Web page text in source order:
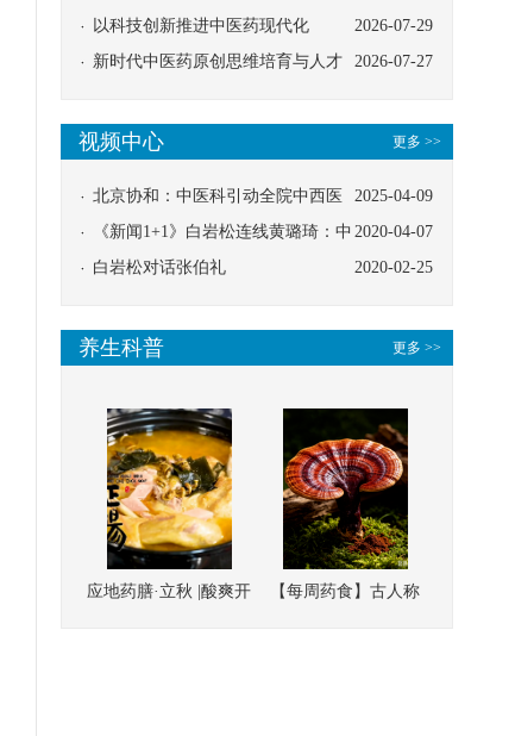
2026-07-29
以科技创新推进中医药现代化
2026-07-27
新时代中医药原创思维培育与人才
更多 >>
视频中心
2025-04-09
北京协和：中医科引动全院中西医
协同
2020-04-07
《新闻1+1》白岩松连线黄璐琦：中
医救治的临床效果
2020-02-25
白岩松对话张伯礼
更多 >>
养生科普
应地药膳·立秋 |酸爽开
【每周药食】古人称